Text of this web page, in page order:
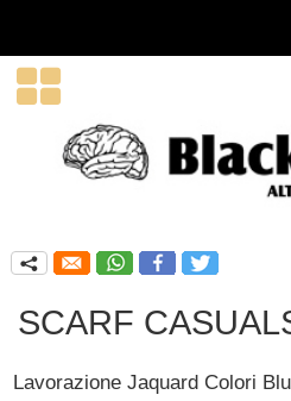

q
SCARF
Lavorazione Jaquard Colori